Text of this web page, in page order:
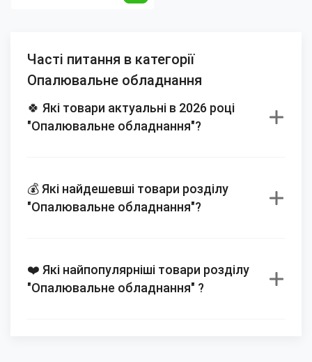
Часті питання в категорії
Опалювальне обладнання
🍀 Які товари актуальні в 2026 році
"Опалювальне обладнання"?
💰 Які найдешевші товари розділу
"Опалювальне обладнання"?
❤️ Які найпопулярніші товари розділу
"Опалювальне обладнання" ?